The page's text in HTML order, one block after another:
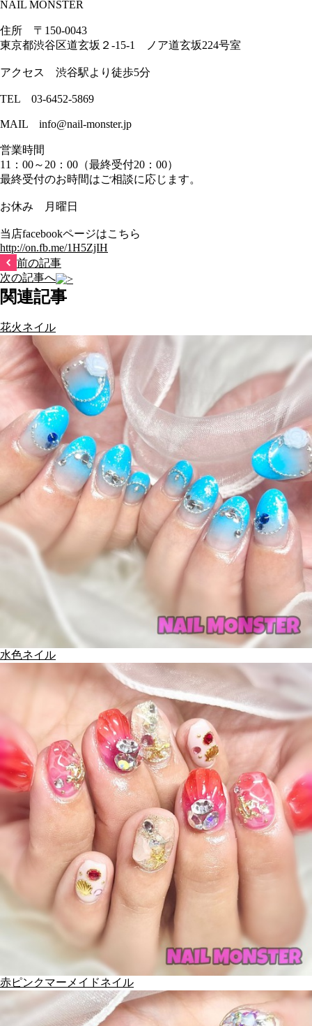
NAIL MONSTER
住所 〒150-0043
東京都渋谷区道玄坂２-15-1 ノア道玄坂224号室
アクセス 渋谷駅より徒歩5分
TEL 03-6452-5869
MAIL info@nail-monster.jp
営業時間
11：00～20：00（最終受付20：00）
最終受付のお時間はご相談に応じます。
お休み 月曜日
当店facebookページはこちら
http://on.fb.me/1H5ZjIH
前の記事
次の記事へ
関連記事
花火ネイル
水色ネイル
赤ピンクマーメイドネイル